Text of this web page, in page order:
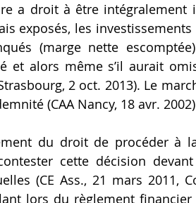
a droit à être intégralement
exposés, les
(marge nette
et alors même s’il aurait
2 oct. 2013). Le
(CAA Nancy, 18 avr.
du droit de procéder à
cette décision
(CE Ass., 21 mars 2011,
lors du règlement